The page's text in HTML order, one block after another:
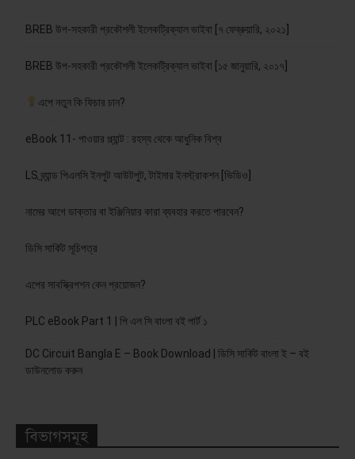
BREB উপ-সহকারী প্রকৌশলী ইলেকট্রিক্যাল ভাইবা [৭ ফেব্রুয়ারি, ২০২১]
BREB উপ-সহকারী প্রকৌশলী ইলেকট্রিক্যাল ভাইবা [১৫ জানুয়ারি, ২০১৭]
এপে নতুন কি ফিচার চান?
eBook 11- পাওয়ার প্ল্যান্ট : রহস্য থেকে আধুনিক বিশ্ব
LS ব্র্যান্ড পিএলসি ইনপুট আউটপুট, টাইমার ইনস্ট্রাকশন [ভিডিও]
নামের আগে ডাক্তার বা ইঞ্জিনিয়ার কারা ব্যবহার করতে পারবেন?
ডিসি সার্কিট সূচিপত্র
এপের সাবস্ক্রিপশন কেন প্রয়োজন?
PLC eBook Part 1 | পি এল সি বাংলা বই পার্ট ১
DC Circuit Bangla E – Book Download | ডিসি সার্কিট বাংলা ই – বই
ডাউনলোড করুন
বিভাগসমূহ